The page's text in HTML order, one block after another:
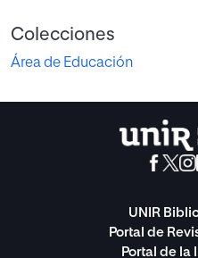
Colecciones
Área de Educación
UNIR
Portal de
Portal de la